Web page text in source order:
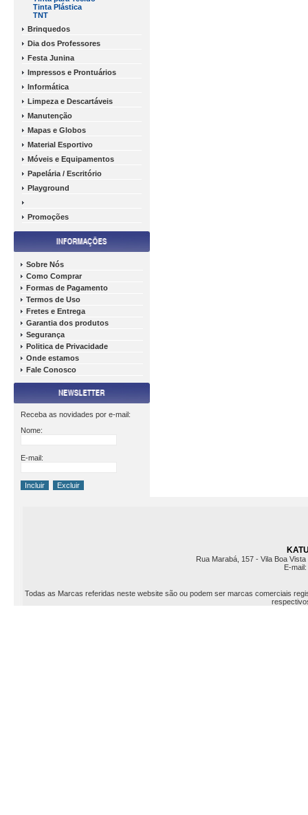
Tinta Plástica
TNT
Brinquedos
Dia dos Professores
Festa Junina
Impressos e Prontuários
Informática
Limpeza e Descartáveis
Manutenção
Mapas e Globos
Material Esportivo
Móveis e Equipamentos
Papelária / Escritório
Playground
Promoções
Sobre Nós
Como Comprar
Formas de Pagamento
Termos de Uso
Fretes e Entrega
Garantia dos produtos
Segurança
Politica de Privacidade
Onde estamos
Fale Conosco
Receba as novidades por e-mail:
Nome:
E-mail:
Rua Marabá, 157 - Vila Boa
E-mail:
Todas as Marcas referidas neste website são ou podem ser marcas comerciais